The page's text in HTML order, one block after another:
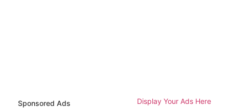
Sponsored Ads Display Your Ads Here